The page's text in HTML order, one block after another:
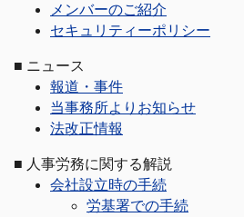
メンバーのご紹介
セキュリティーポリシー
■ ニュース
報道・事件
当事務所よりお知らせ
法改正情報
■ 人事労務に関する解説
会社設立時の手続
労基署での手続